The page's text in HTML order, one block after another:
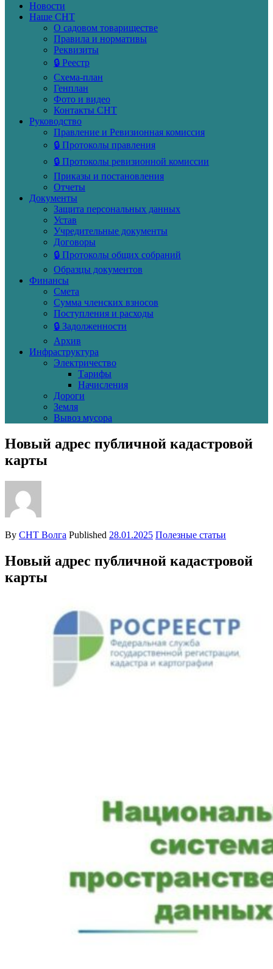
Новости
Наше СНТ
О садовом товариществе
Правила и нормативы
Реквизиты
🔒 Реестр
Схема-план
Генплан
Фото и видео
Контакты СНТ
Руководство
Правление и Ревизионная комиссия
🔒 Протоколы правления
🔒 Протоколы ревизионной комиссии
Приказы и постановления
Отчеты
Документы
Защита персональных данных
Устав
Учредительные документы
Договоры
🔒 Протоколы общих собраний
Образцы документов
Финансы
Смета
Сумма членских взносов
Поступления и расходы
🔒 Задолженности
Архив
Инфраструктура
Электричество
Тарифы
Начисления
Дороги
Земля
Вывоз мусора
Новый адрес публичной кадастровой
карты
By СНТ Волга Published 28.01.2025 Полезные статьи
Новый адрес публичной кадастровой
карты